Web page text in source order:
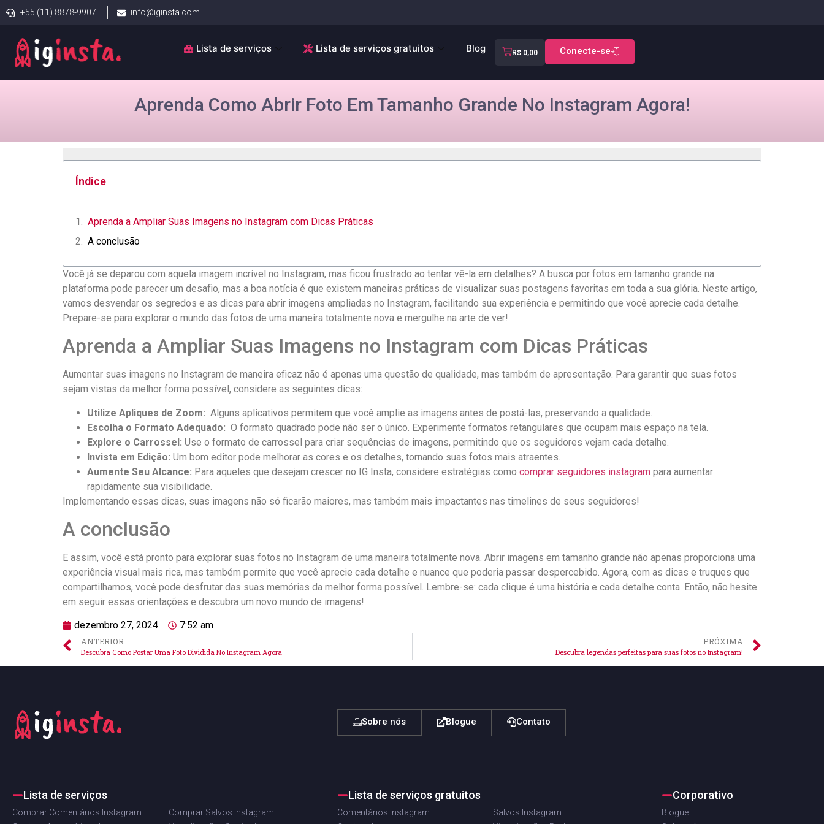
+55 (11) 8878-9907. info@iginsta.com
Lista de serviços Lista de serviços gratuitos Blog R$0,00 Conecte-se
Aprenda Como Abrir Foto Em Tamanho Grande No Instagram Agora!
Índice
Aprenda a Ampliar Suas Imagens no Instagram com Dicas Práticas
A conclusão
Você⁢ já se deparou com aquela imagem incrível no Instagram, mas ficou frustrado ao tentar vê-la em detalhes? A busca ⁣por⁣ fotos⁤ em tamanho grande na
plataforma pode parecer um desafio, mas a ‌boa notícia é que existem maneiras práticas de‌ visualizar ‍suas postagens favoritas em toda a sua ‍glória. ‍Neste artigo,
vamos ⁣desvendar ⁣os‍ segredos⁣ e‌ as dicas para abrir imagens⁣ ampliadas no⁢ Instagram, facilitando ⁢sua experiência e permitindo⁢ que você aprecie ​cada detalhe.
Prepare-se ⁤para explorar o mundo das fotos de uma maneira totalmente nova ⁣e ‌mergulhe na arte de ver!
Aprenda a Ampliar Suas Imagens no Instagram com Dicas Práticas
Aumentar suas imagens no Instagram de maneira eficaz não é apenas uma questão ⁢de qualidade, mas também de apresentação. Para garantir que suas fotos
sejam vistas da melhor forma possível, considere as seguintes dicas:
Utilize⁤ Apliques de Zoom: ​ Alguns aplicativos permitem que você amplie⁤ as imagens antes de⁣ postá-las,⁤ preservando a qualidade.
Escolha o Formato⁤ Adequado: ‍ O ⁣formato quadrado pode‍ não ser o único. Experimente formatos retangulares‍ que ocupam mais espaço⁢ na tela.
Explore o ⁣Carrossel: Use o‌ formato de carrossel ‍para criar sequências de ⁣imagens, permitindo que ⁣os seguidores‌ vejam cada detalhe.
Invista em​ Edição: Um bom editor pode melhorar as cores e os ‌detalhes, tornando suas fotos mais ⁢atraentes.
Aumente Seu Alcance: Para aqueles ​que desejam crescer no IG Insta,⁤ considere estratégias como comprar ⁤seguidores instagram ⁣para aumentar
⁣rapidamente‍ sua visibilidade.
Implementando essas dicas,​ suas imagens​ não só ficarão maiores, mas ​também mais ⁣impactantes nas timelines de seus seguidores!
A conclusão
E assim,⁤ você está pronto para explorar⁢ suas ⁢fotos no Instagram de ⁢uma‌ maneira totalmente nova. Abrir imagens em tamanho grande não ​apenas ⁢proporciona uma
experiência visual mais rica, ‌mas também permite que você⁣ aprecie cada detalhe e nuance que poderia passar‍ despercebido. Agora, com as dicas e⁢ truques‍ que
compartilhamos, você pode ⁣desfrutar ‍das⁣ suas memórias da melhor ​forma possível.⁣ Lembre-se: cada clique é uma história e cada detalhe conta.‌ Então, não hesite
em ​seguir essas ⁢orientações e descubra um novo mundo ⁣de imagens!
dezembro 27, 2024 7:52 am
ANTERIOR
Descubra Como Postar Uma Foto Dividida No Instagram Agora
PRÓXIMA
Descubra legendas perfeitas para suas fotos no Instagram!
Sobre nós Blogue Contato
Lista de serviços
Comprar Comentários Instagram
Comprar Salvos Instagram
Lista de serviços gratuitos
Comentários Instagram
Salvos Instagram
Corporativo
Blogue